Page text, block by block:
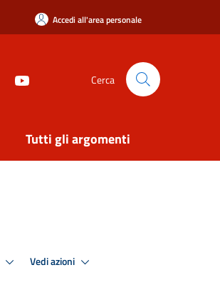
Accedi all'area personale
Cerca
Tutti gli argomenti
Vedi azioni